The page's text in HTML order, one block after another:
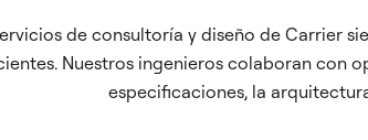
de consultoría y diseño de Carrier
Nuestros ingenieros colaboran con
especificaciones, la